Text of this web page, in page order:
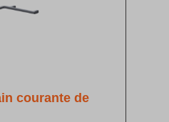
courante de